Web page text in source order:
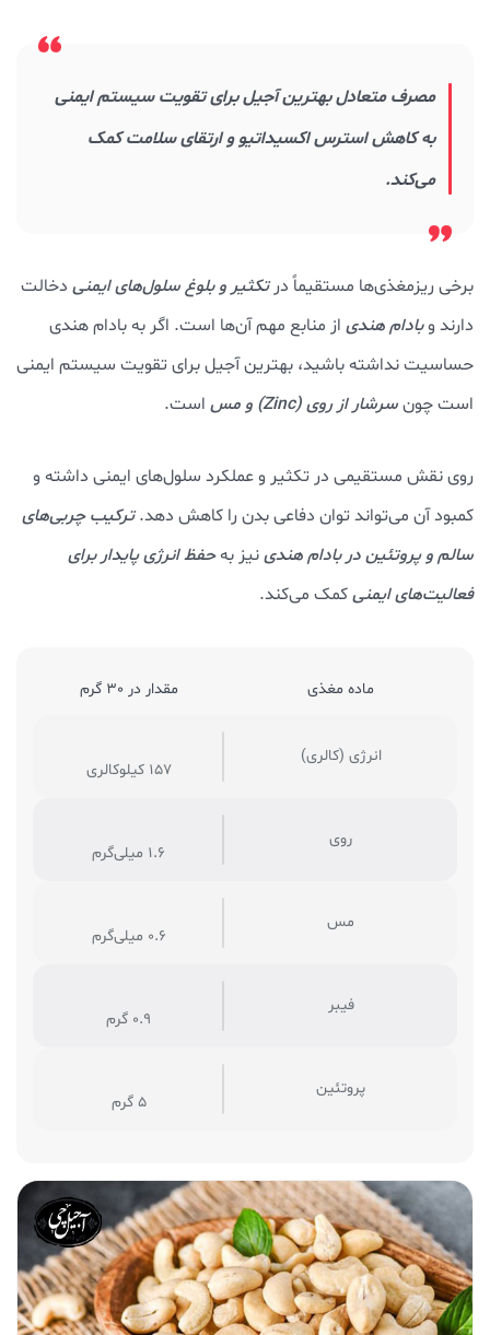
مصرف متعادل بهترین آجیل برای تقویت سیستم ایمنی
به کاهش استرس اکسیداتیو و ارتقای سلامت کمک
می‌کند.
برخی ریزمغذی‌ها مستقیماً درتکثیر و بلوغ سلول‌های ایمنی دخالت
دارند وبادام هندی از منابع مهم آن‌ها است. اگر به بادام هندی
حساسیت نداشته باشید، بهترین آجیل برای تقویت سیستم ایمنی
است چونسرشار از روی (Zinc) و مس است.
روی نقش مستقیمی در تکثیر و عملکرد سلول‌های ایمنی داشته و
کمبود آن می‌تواند توان دفاعی بدن را کاهش دهد.ترکیب چربی‌های
سالم و پروتئین در بادام هندینیز بهحفظ انرژی پایدار برای
فعالیت‌های ایمنیکمک می‌کند.
ماده مغذی مقدار در 30 گرم
انرژی (کالری)
157 کیلوکالری
روی
1.6 میلی‌گرم
مس
0.6 میلی‌گرم
فیبر
0.9 گرم
پروتئین
5 گرم